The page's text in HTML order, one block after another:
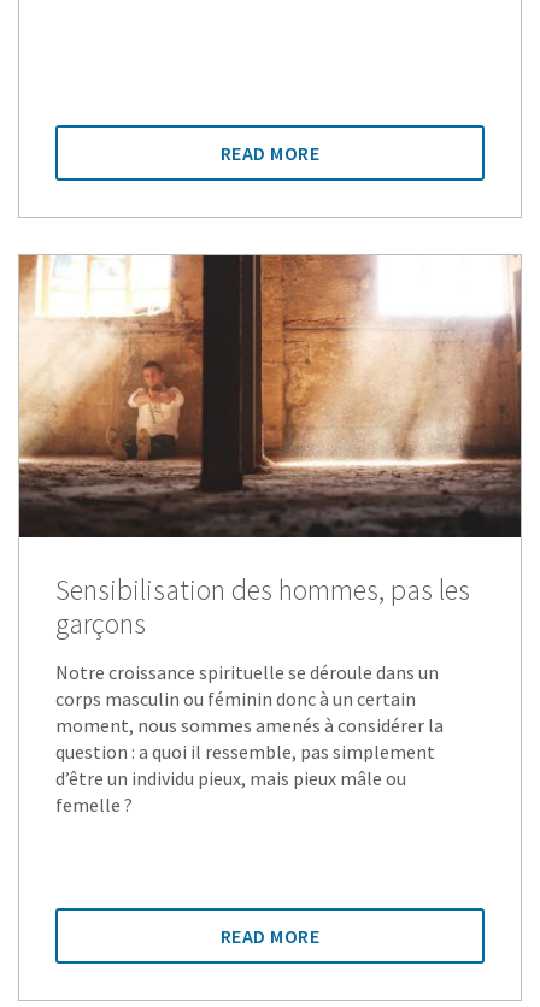
READ MORE
Sensibilisation des hommes, pas les
garçons
Notre croissance spirituelle se déroule dans un
corps masculin ou féminin donc à un certain
moment, nous sommes amenés à considérer la
question : a quoi il ressemble, pas simplement
d’être un individu pieux, mais pieux mâle ou
femelle ?
READ MORE